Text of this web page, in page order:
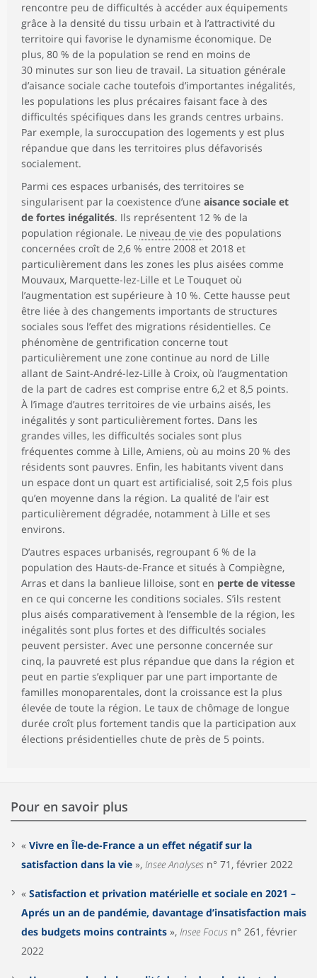
rencontre peu de difficultés à accéder aux équipements
grâce à la densité du tissu urbain et à l’attractivité du
territoire qui favorise le dynamisme économique. De
plus, 80 % de la population se rend en moins de
30 minutes sur son lieu de travail. La situation générale
d’aisance sociale cache toutefois d’importantes inégalités,
les populations les plus précaires faisant face à des
difficultés spécifiques dans les grands centres urbains.
Par exemple, la suroccupation des logements y est plus
répandue que dans les territoires plus défavorisés
socialement.
Parmi ces espaces urbanisés, des territoires se
singularisent par la coexistence d’une aisance sociale et
de fortes inégalités. Ils représentent 12 % de la
population régionale. Le niveau de vie des populations
concernées croît de 2,6 % entre 2008 et 2018 et
particulièrement dans les zones les plus aisées comme
Mouvaux, Marquette-lez-Lille et Le Touquet où
l’augmentation est supérieure à 10 %. Cette hausse peut
être liée à des changements importants de structures
sociales sous l’effet des migrations résidentielles. Ce
phénomène de gentrification concerne tout
particulièrement une zone continue au nord de Lille
allant de Saint-André-lez-Lille à Croix, où l’augmentation
de la part de cadres est comprise entre 6,2 et 8,5 points.
À l’image d’autres territoires de vie urbains aisés, les
inégalités y sont particulièrement fortes. Dans les
grandes villes, les difficultés sociales sont plus
fréquentes comme à Lille, Amiens, où au moins 20 % des
résidents sont pauvres. Enfin, les habitants vivent dans
un espace dont un quart est artificialisé, soit 2,5 fois plus
qu’en moyenne dans la région. La qualité de l’air est
particulièrement dégradée, notamment à Lille et ses
environs.
D’autres espaces urbanisés, regroupant 6 % de la
population des Hauts-de-France et situés à Compiègne,
Arras et dans la banlieue lilloise, sont en perte de vitesse
en ce qui concerne les conditions sociales. S’ils restent
plus aisés comparativement à l’ensemble de la région, les
inégalités sont plus fortes et des difficultés sociales
peuvent persister. Avec une personne concernée sur
cinq, la pauvreté est plus répandue que dans la région et
peut en partie s’expliquer par une part importante de
familles monoparentales, dont la croissance est la plus
élevée de toute la région. Le taux de chômage de longue
durée croît plus fortement tandis que la participation aux
élections présidentielles chute de près de 5 points.
Pour en savoir plus
« Vivre en Île-de-France a un effet négatif sur la
satisfaction dans la vie », Insee Analyses n° 71, février 2022
« Satisfaction et privation matérielle et sociale en 2021 –
Aprés un an de pandémie, davantage d’insatisfaction mais
des budgets moins contraints », Insee Focus n° 261, février
2022